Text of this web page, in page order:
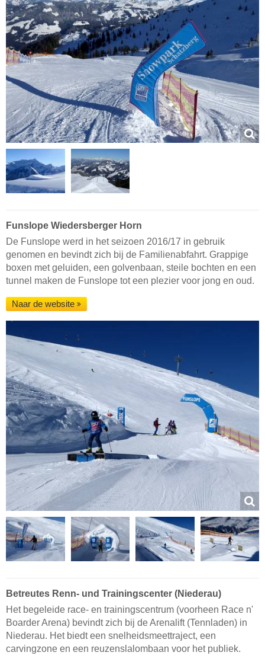
Funslope Wiedersberger Horn
De Funslope werd in het seizoen 2016/17 in gebruik
genomen en bevindt zich bij de Familienabfahrt. Grappige
boxen met geluiden, een golvenbaan, steile bochten en een
tunnel maken de Funslope tot een plezier voor jong en oud.
Naar de website
Betreutes Renn- und Trainingscenter (Niederau)
Het begeleide race- en trainingscentrum (voorheen Race n'
Boarder Arena) bevindt zich bij de Arenalift (Tennladen) in
Niederau. Het biedt een snelheidsmeettraject, een
carvingzone en een reuzenslalombaan voor het publiek.